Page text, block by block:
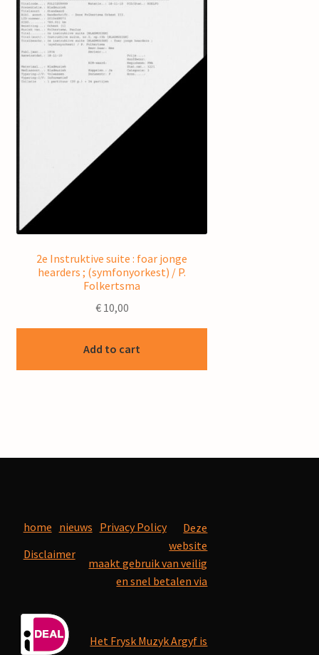
2e Instruktive suite : foar jonge
hearders ; (symfonyorkest) / P.
Folkertsma
€10,00
Add to cart
home nieuws Privacy Policy
Disclaimer
Deze
website
maakt gebruik van veilig
en snel betalen via
Het Frysk Muzyk Argyf is